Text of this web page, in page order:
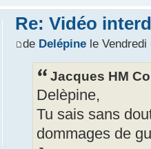
Re: Vidéo
de Delépinele Vendredi
Jacques HM
Delèpine,
Tu sais sans
dommages de